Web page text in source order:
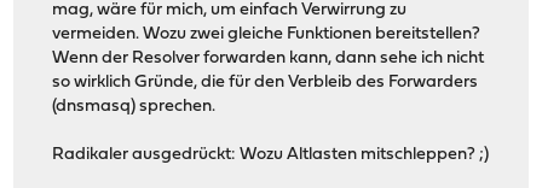
mag, wäre für mich, um einfach Verwirrung zu
vermeiden. Wozu zwei gleiche Funktionen bereitstellen?
Wenn der Resolver forwarden kann, dann sehe ich nicht
so wirklich Gründe, die für den Verbleib des Forwarders
(dnsmasq) sprechen.
Radikaler ausgedrückt: Wozu Altlasten mitschleppen? ;)